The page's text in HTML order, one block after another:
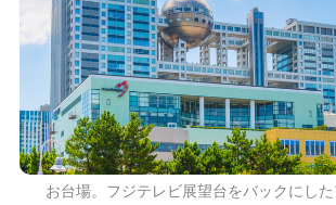
お台場。フジテレビ展望台をバックにした